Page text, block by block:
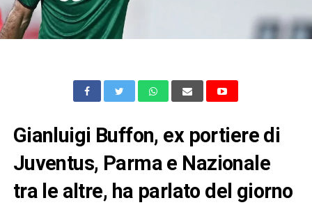
Gianluigi Buffon, ex portiere di
Juventus, Parma e Nazionale
tra le altre, ha parlato del giorno